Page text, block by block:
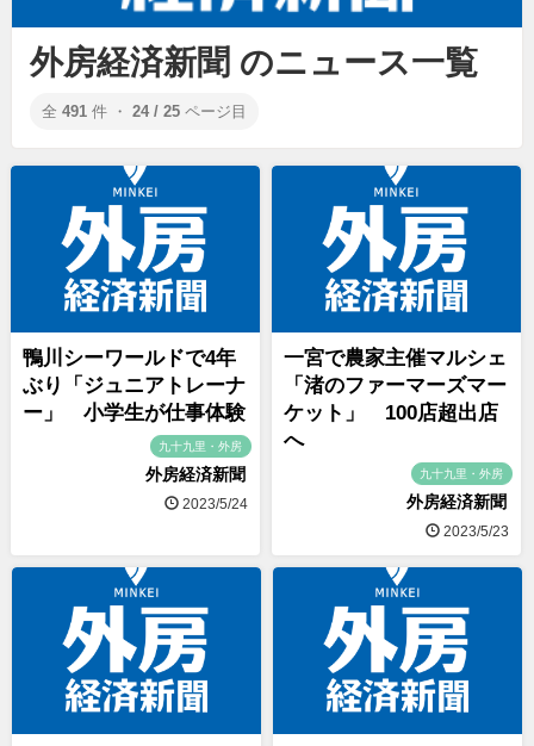
外房経済新聞 のニュース一覧
全 491 件 ・ 24 / 25 ページ目
鴨川シーワールドで4年
ぶり「ジュニアトレーナ
ー」 小学生が仕事体験
九十九里・外房
外房経済新聞
2023/5/24
一宮で農家主催マルシェ
「渚のファーマーズマー
ケット」 100店超出店
へ
九十九里・外房
外房経済新聞
2023/5/23